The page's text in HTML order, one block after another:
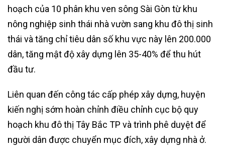
hoạch của 10 phân khu ven sông Sài Gòn từ khu
nông nghiệp sinh thái nhà vườn sang khu đô thị sinh
thái và tăng chỉ tiêu dân số khu vực này lên 200.000
dân, tăng mật độ xây dựng lên 35-40% để thu hút
đầu tư.
Liên quan đến công tác cấp phép xây dựng, huyện
kiến nghị sớm hoàn chỉnh điều chỉnh cục bộ quy
hoạch khu đô thị Tây Bắc TP và trình phê duyệt để
người dân được chuyển mục đích, xây dựng nhà ở.